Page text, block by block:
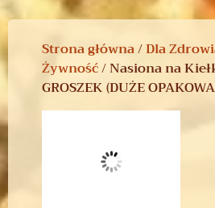
Strona główna/Dla
Żywność/ Nasiona na
GROSZEK (DUŻE